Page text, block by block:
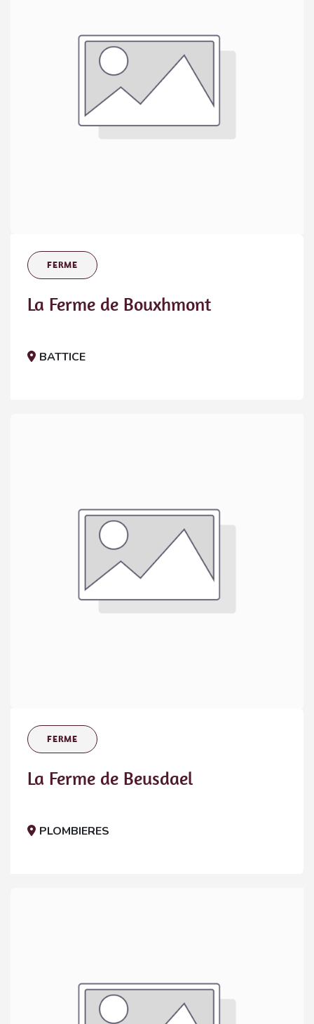
FERME
La Ferme de Bouxhmont
BATTICE
FERME
La Ferme de Beusdael
PLOMBIERES